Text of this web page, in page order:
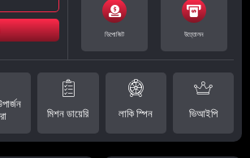
ডিপোজিট উত্তোলন
মিশন ডায়েরি লাকি স্পিন ভিআইপি